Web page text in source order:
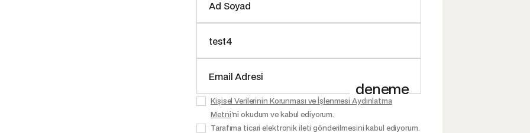
Kişisel Verilerinin Korunması ve İşlenmesi Aydınlatma
Metni'ni okudum ve kabul ediyorum.
Tarafıma ticari elektronik ileti gönderilmesini kabul ediyorum.
deneme